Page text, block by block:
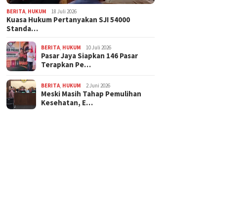
BERITA HUKUM 18 Juli 2026
Kuasa Hukum Pertanyakan SJI 54000
Standa…
BERITA HUKUM 10 Juli 2026
Pasar Jaya Siapkan 146 Pasar
Terapkan Pe…
BERITA HUKUM 2 Juni 2026
Meski Masih Tahap Pemulihan
Kesehatan, E…